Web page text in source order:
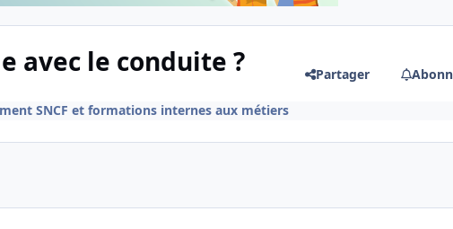
avec le conduite ? Partager
SNCF et formations internes aux métiers